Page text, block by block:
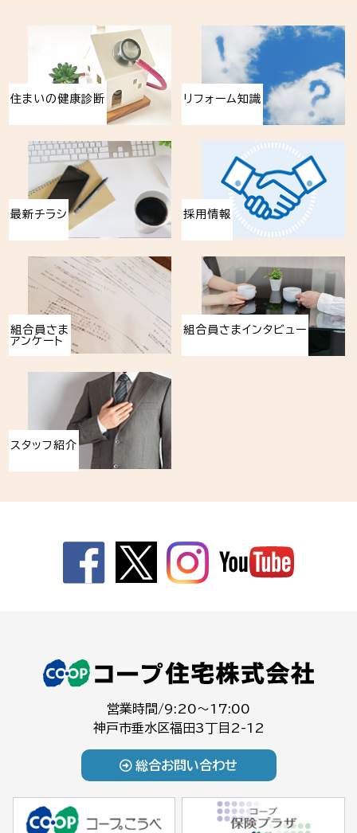
住まいの健康診断 リフォーム知識
最新チラシ 採用情報
組合員さま
アンケート
組合員さまインタビュー
スタッフ紹介
営業時間/9:20～17:00
神戸市垂水区福田3丁目2-12
総合お問い合わせ